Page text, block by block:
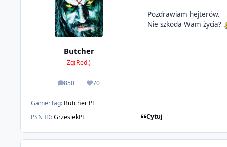
Butcher
Zg(Red.)
850
odpowiedzi
70
Reputacja
GamerTag: Butcher PL
PSN ID:GrzesiekPL
Pozdrawiam hejterów.
Nie szkoda Wam życia?
Cytuj